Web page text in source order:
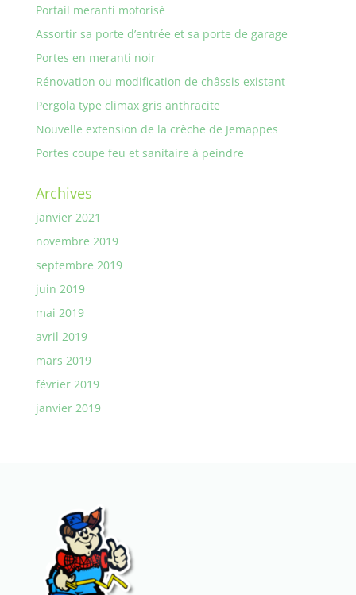
Portail meranti motorisé
Assortir sa porte d’entrée et sa porte de garage
Portes en meranti noir
Rénovation ou modification de châssis existant
Pergola type climax gris anthracite
Nouvelle extension de la crèche de Jemappes
Portes coupe feu et sanitaire à peindre
Archives
janvier 2021
novembre 2019
septembre 2019
juin 2019
mai 2019
avril 2019
mars 2019
février 2019
janvier 2019